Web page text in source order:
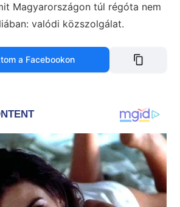
Magyarországon túl régóta nem
valódi közszolgálat.
a Facebookon